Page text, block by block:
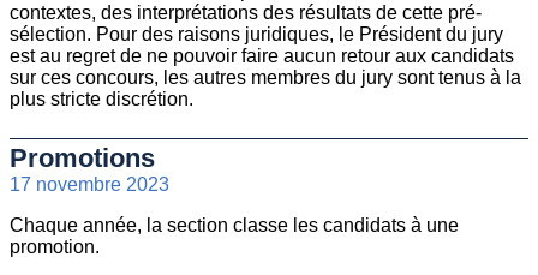
contextes, des interprétations des résultats de cette pré-
sélection. Pour des raisons juridiques, le Président du jury
est au regret de ne pouvoir faire aucun retour aux candidats
sur ces concours, les autres membres du jury sont tenus à la
plus stricte discrétion.
Promotions
17 novembre 2023
Chaque année, la section classe les candidats à une
promotion.